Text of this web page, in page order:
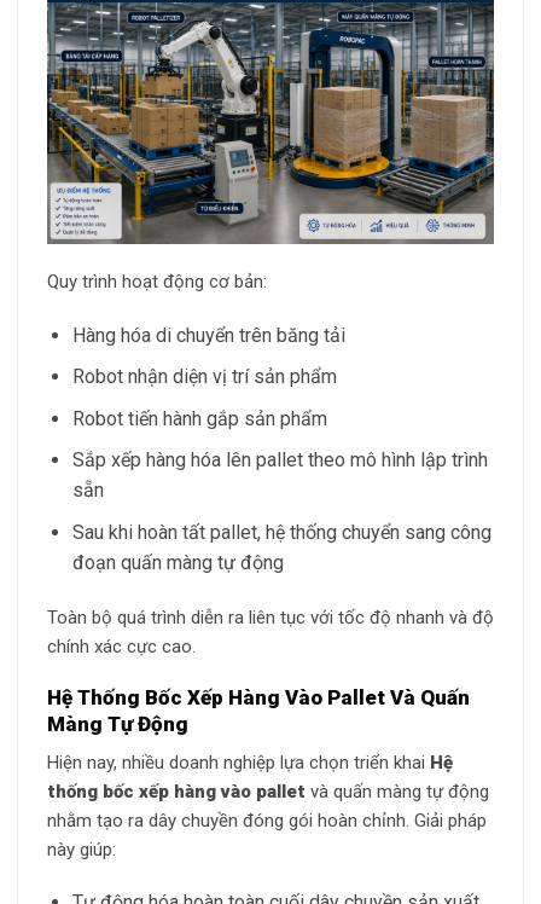
Quy trình hoạt động cơ bản:
Hàng hóa di chuyển trên băng tải
Robot nhận diện vị trí sản phẩm
Robot tiến hành gắp sản phẩm
Sắp xếp hàng hóa lên pallet theo mô hình lập trình
sẵn
Sau khi hoàn tất pallet, hệ thống chuyển sang công
đoạn quấn màng tự động
Toàn bộ quá trình diễn ra liên tục với tốc độ nhanh và độ
chính xác cực cao.
Hệ Thống Bốc Xếp Hàng Vào Pallet Và Quấn
Màng Tự Động
Hiện nay, nhiều doanh nghiệp lựa chọn triển khai Hệ
thống bốc xếp hàng vào pallet và quấn màng tự động
nhằm tạo ra dây chuyền đóng gói hoàn chỉnh. Giải pháp
này giúp: